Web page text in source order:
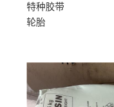
特种胶带
轮胎